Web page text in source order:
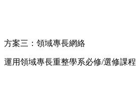
方案三：領域專長網絡
運用領域專長重整學系必修/選修課程